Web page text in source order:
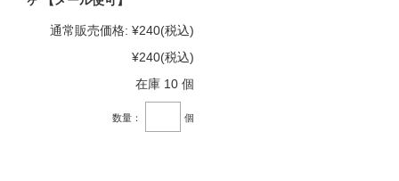
通常販売価格: ¥240(税込)
¥240(税込)
在庫 10 個
数量： 個